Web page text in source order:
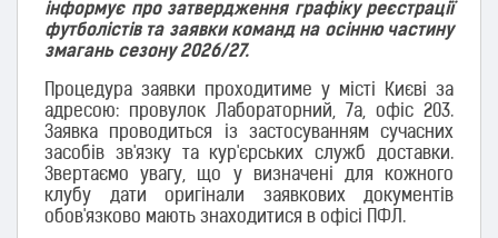
інформує про затвердження графіку реєстрації
футболістів та заявки команд на осінню частину
змагань сезону 2026/27.
Процедура заявки проходитиме у місті Києві за
адресою: провулок Лабораторний, 7а, офіс 203.
Заявка проводиться із застосуванням сучасних
засобів зв'язку та кур'єрських служб доставки.
Звертаємо увагу, що у визначені для кожного
клубу дати оригінали заявкових документів
обов'язково мають знаходитися в офісі ПФЛ.